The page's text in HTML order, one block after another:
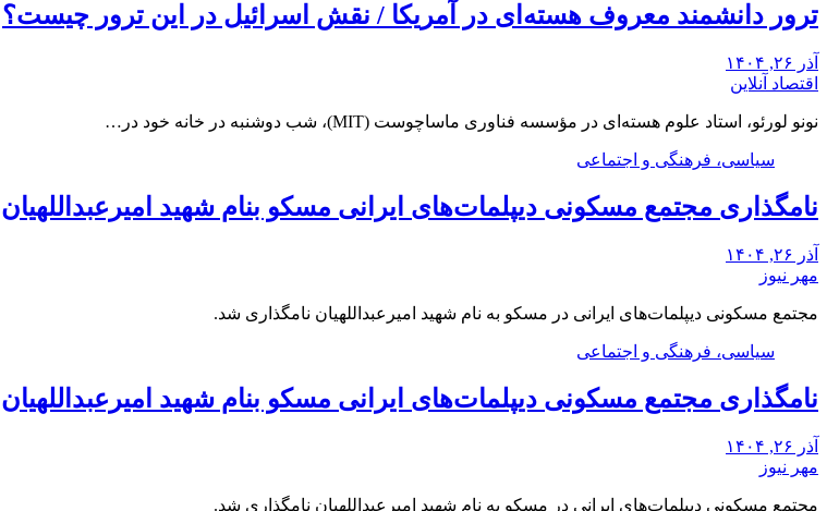
ترور دانشمند معروف هسته‌ای در آمریکا / نقش اسرائیل در این ترور چیست؟
آذر ۲۶, ۱۴۰۴
اقتصاد آنلاین
نونو لورئو، استاد علوم هسته‌ای در مؤسسه فناوری ماساچوست (MIT)، شب دوشنبه در خانه خود در…
سیاسی، فرهنگی و اجتماعی
نامگذاری مجتمع مسکونی دیپلمات‌های ایرانی مسکو بنام شهید امیرعبداللهیان
آذر ۲۶, ۱۴۰۴
مهر نیوز
مجتمع مسکونی دیپلمات‌های ایرانی در مسکو به نام شهید امیرعبداللهیان نامگذاری شد.
سیاسی، فرهنگی و اجتماعی
نامگذاری مجتمع مسکونی دیپلمات‌های ایرانی مسکو بنام شهید امیرعبداللهیان
آذر ۲۶, ۱۴۰۴
مهر نیوز
مجتمع مسکونی دیپلمات‌های ایرانی در مسکو به نام شهید امیرعبداللهیان نامگذاری شد.